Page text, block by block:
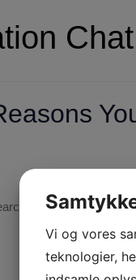
Vi og vores
teknologier,